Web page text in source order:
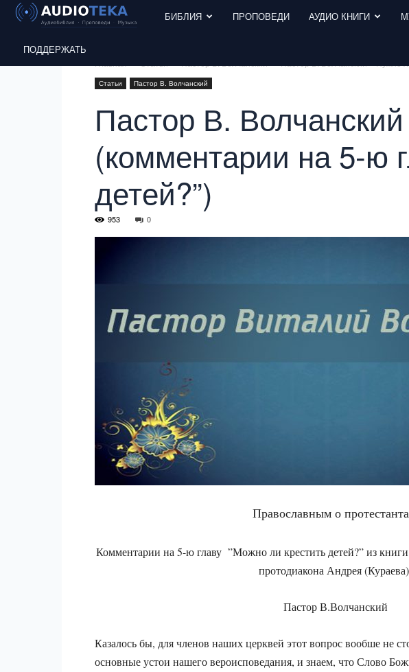
БИБЛИЯ ПРОПОВЕДИ АУДИО КНИГИ
ПОДДЕРЖАТЬ
Статьи Пастор В. Волчанский
Пастор В.
(комментарии на 5-ю
детей?”)
953 0
Православным о
Комментарии на 5-ю главу ”Можно ли крестить детей?” из
протодиакона Андрея (Кураева)
Пастор В.Волчанский
Казалось бы, для членов наших церквей этот вопрос вообше не
основные устои нашего вероисповедания, и знаем, что Слово